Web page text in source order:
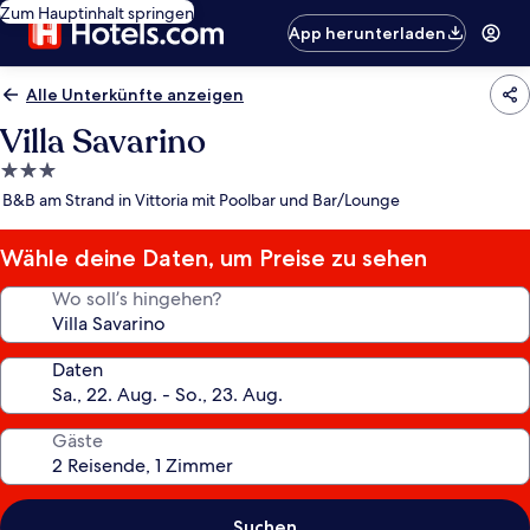
Zum Hauptinhalt springen
App herunterladen
Alle Unterkünfte anzeigen
Villa Savarino
3.0-
Sterne-
B&B am Strand in Vittoria mit Poolbar und Bar/Lounge
Wähle deine Daten, um Preise zu sehen
Wo soll’s hingehen?
Daten
Gäste